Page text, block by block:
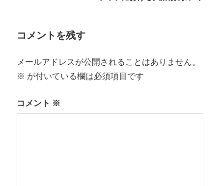
ゲ
シ
ン
コメントを残す
メールアドレスが公開されることはありません。
※ が付いている欄は必須項目です
コメント ※